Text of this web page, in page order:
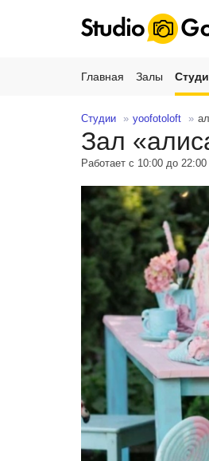
Главная Залы
Студии yoofotoloft
Зал
Работает с 10:00 до 22:00